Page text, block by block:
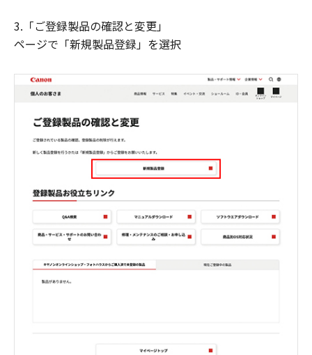
3.「ご登録製品の確認と変更」
ページで「新規製品登録」を選択